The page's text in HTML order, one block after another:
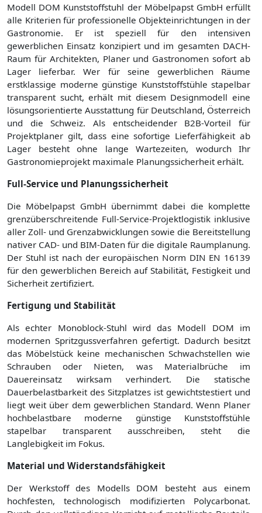
Modell DOM Kunststoffstuhl der Möbelpapst GmbH erfüllt
alle Kriterien für professionelle Objekteinrichtungen in der
Gastronomie. Er ist speziell für den intensiven
gewerblichen Einsatz konzipiert und im gesamten DACH-
Raum für Architekten, Planer und Gastronomen sofort ab
Lager lieferbar. Wer für seine gewerblichen Räume
erstklassige moderne günstige Kunststoffstühle stapelbar
transparent sucht, erhält mit diesem Designmodell eine
lösungsorientierte Ausstattung für Deutschland, Österreich
und die Schweiz. Als entscheidender B2B-Vorteil für
Projektplaner gilt, dass eine sofortige Lieferfähigkeit ab
Lager besteht ohne lange Wartezeiten, wodurch Ihr
Gastronomieprojekt maximale Planungssicherheit erhält.
Full-Service und Planungssicherheit
Die Möbelpapst GmbH übernimmt dabei die komplette
grenzüberschreitende Full-Service-Projektlogistik inklusive
aller Zoll- und Grenzabwicklungen sowie die Bereitstellung
nativer CAD- und BIM-Daten für die digitale Raumplanung.
Der Stuhl ist nach der europäischen Norm DIN EN 16139
für den gewerblichen Bereich auf Stabilität, Festigkeit und
Sicherheit zertifiziert.
Fertigung und Stabilität
Als echter Monoblock-Stuhl wird das Modell DOM im
modernen Spritzgussverfahren gefertigt. Dadurch besitzt
das Möbelstück keine mechanischen Schwachstellen wie
Schrauben oder Nieten, was Materialbrüche im
Dauereinsatz wirksam verhindert. Die statische
Dauerbelastbarkeit des Sitzplatzes ist gewichtstestiert und
liegt weit über dem gewerblichen Standard. Wenn Planer
hochbelastbare moderne günstige Kunststoffstühle
stapelbar transparent ausschreiben, steht die
Langlebigkeit im Fokus.
Material und Widerstandsfähigkeit
Der Werkstoff des Modells DOM besteht aus einem
hochfesten, technologisch modifizierten Polycarbonat.